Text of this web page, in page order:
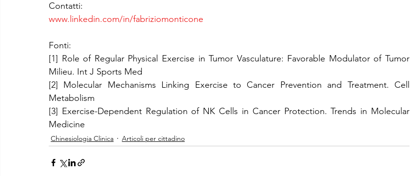
Contatti:
www.linkedin.com/in/fabriziomonticone
Fonti:
[1] Role of Regular Physical Exercise in Tumor Vasculature: Favorable Modulator of Tumor
Milieu. Int J Sports Med
[2] Molecular Mechanisms Linking Exercise to Cancer Prevention and Treatment. Cell
Metabolism
[3] Exercise-Dependent Regulation of NK Cells in Cancer Protection. Trends in Molecular
Medicine
Chinesiologia Clinica Articoli per cittadino